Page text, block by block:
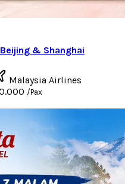
& Shanghai
Malaysia Airlines
/Pax